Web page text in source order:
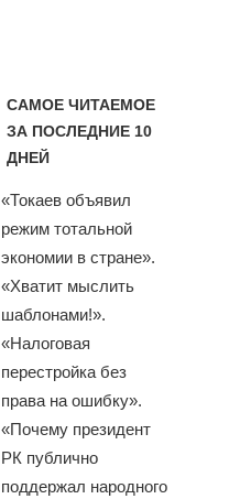
САМОЕ ЧИТАЕМОЕ
ЗА ПОСЛЕДНИЕ 10
ДНЕЙ
«Токаев объявил
режим тотальной
экономии в стране».
«Хватит мыслить
шаблонами!».
«Налоговая
перестройка без
права на ошибку».
«Почему президент
РК публично
поддержал народного